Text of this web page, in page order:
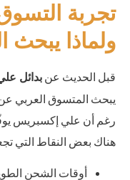
تجربة
ولماذا يبحث
قبل الحديث عن بدائل
يبحث المتسوق العربي عن
رغم أن علي إكسبريس
هناك بعض النقاط التي
أوقات الشحن